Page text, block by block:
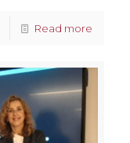
Read more